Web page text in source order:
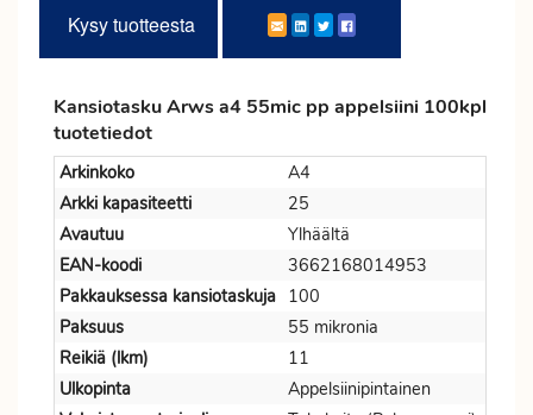
Kysy tuotteesta
Kansiotasku Arws a4 55mic pp appelsiini 100kpl
tuotetiedot
Arkinkoko
A4
Arkki kapasiteetti
25
Avautuu
Ylhäältä
EAN-koodi
3662168014953
Pakkauksessa kansiotaskuja 100
Paksuus
55 mikronia
Reikiä (lkm)
11
Ulkopinta
Appelsiinipintainen